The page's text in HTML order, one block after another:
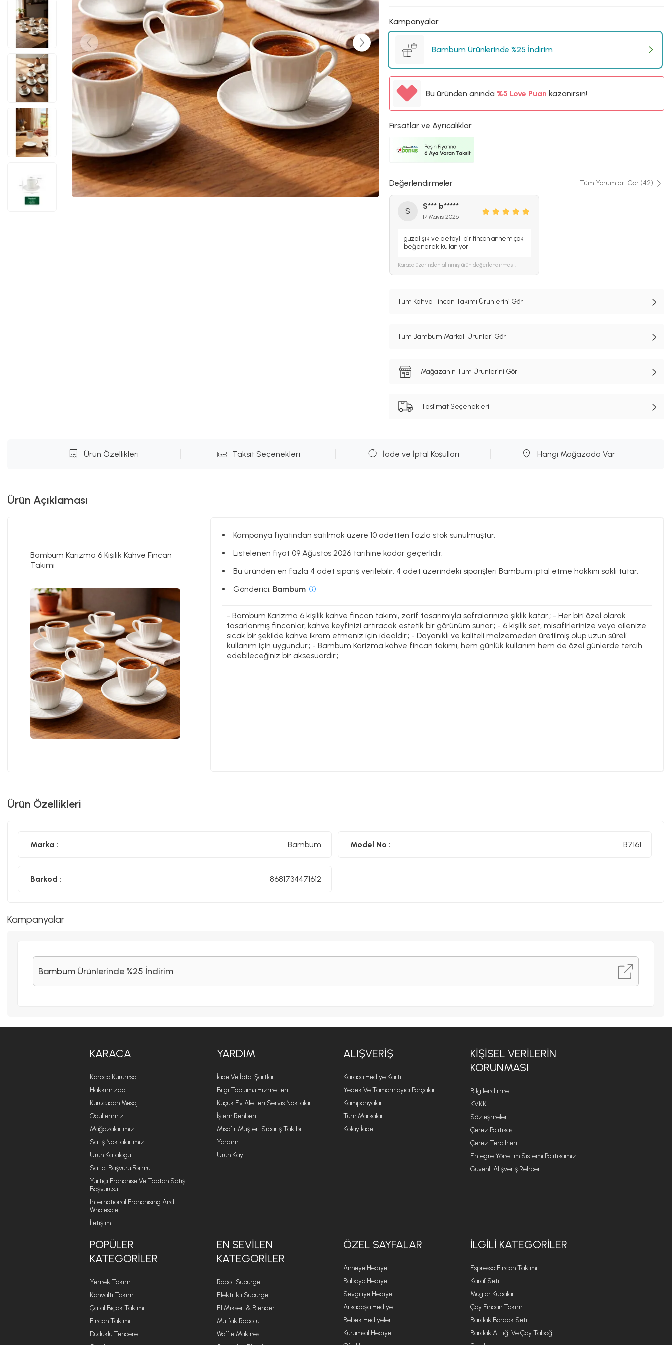
Kampanyalar
Bambum Ürünlerinde %25 İndirim
Bu üründen anında 20TLLove Puankazanırsın!
Fırsatlar ve Ayrıcalıklar
Değerlendirmeler Tüm Yorumları Gör (42)
S
S*** b*****
17 Mayıs 2026
güzel şık ve detaylı bir fincan annem çok
beğenerek kullanıyor
Karaca üzerinden alınmış ürün değerlendirmesi.
Tüm Kahve Fincan Takımı Ürünlerini Gör
Tüm Bambum Markalı Ürünleri Gör
Mağazanın Tüm Ürünlerini Gör
Teslimat Seçenekleri
Ürün Özellikleri Taksit Seçenekleri İade ve İptal Koşulları Hangi Mağazada Var
Ürün Açıklaması
Bambum Karizma 6 Kişilik Kahve Fincan
Takımı
Kampanya fiyatından satılmak üzere 10 adetten fazla stok sunulmuştur.
Listelenen fiyat 09 Ağustos 2026 tarihine kadar geçerlidir.
Bu üründen en fazla 4 adet sipariş verilebilir. 4 adet üzerindeki siparişleri Bambum iptal etme hakkını saklı tutar.
Gönderici: Bambum
- Bambum Karizma 6 kişilik kahve fincan takımı, zarif tasarımıyla sofralarınıza şıklık katar.; - Her biri özel olarak
tasarlanmış fincanlar, kahve keyfinizi artıracak estetik bir görünüm sunar.; - 6 kişilik set, misafirlerinize veya ailenize
sıcak bir şekilde kahve ikram etmeniz için idealdir.; - Dayanıklı ve kaliteli malzemeden üretilmiş olup uzun süreli
kullanım için uygundur.; - Bambum Karizma kahve fincan takımı, hem günlük kullanım hem de özel günlerde tercih
edebileceğiniz bir aksesuardır.;
Ürün Özellikleri
Marka : Bambum Model No : B7161
Barkod : 8681734471612
Kampanyalar
Bambum Ürünlerinde %25 İndirim
KARACA
Karaca Kurumsal
Hakkımızda
Kurucudan Mesaj
Ödüllerimiz
Mağazalarımız
Satış Noktalarımız
Ürün Katalogu
Satıcı Başvuru Formu
Yurtiçi Franchise Ve Toptan Satış
Başvurusu
International Franchising And
Wholesale
İletişim
YARDIM
İade Ve İptal Şartları
Bilgi Toplumu Hizmetleri
Küçük Ev Aletleri Servis Noktaları
İşlem Rehberi
Misafir Müşteri Sipariş Takibi
Yardım
Ürün Kayıt
ALIŞVERIŞ
Karaca Hediye Kartı
Yedek Ve Tamamlayıcı Parçalar
Kampanyalar
Tüm Markalar
Kolay İade
KIŞISEL VERILERIN
KORUNMASI
Bilgilendirme
KVKK
Sözleşmeler
Çerez Politikası
Çerez Tercihleri
Entegre Yönetim Sistemi Politikamız
Güvenli Alışveriş Rehberi
POPÜLER
KATEGORILER
Yemek Takımı
Kahvaltı Takımı
Çatal Bıçak Takımı
Fincan Takımı
Düdüklü Tencere
EN SEVILEN
KATEGORILER
Robot Süpürge
Elektrikli Süpürge
El Mikseri & Blender
Mutfak Robotu
Waffle Makinesi
ÖZEL SAYFALAR
Anneye Hediye
Babaya Hediye
Sevgiliye Hediye
Arkadaşa Hediye
Bebek Hediyeleri
Kurumsal Hediye
İLGILI KATEGORILER
Espresso Fincan Takımı
Karaf Seti
Muglar Kupalar
Çay Fincan Takımı
Bardak Bardak Seti
Bardak Altlığı Ve Çay Tabağı